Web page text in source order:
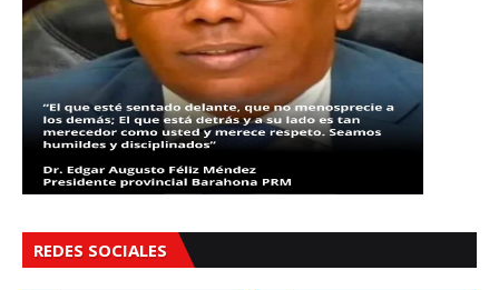
REDES SOCIALES